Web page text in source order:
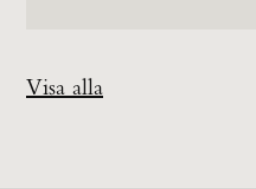
Visa alla